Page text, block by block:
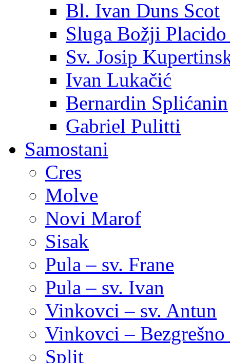
Bl. Ivan Duns Scot
Sluga Božji Placido
Sv. Josip
Ivan Lukačić
Bernardin Splićanin
Gabriel Pulitti
Samostani
Cres
Molve
Novi Marof
Sisak
Pula – sv. Frane
Pula – sv. Ivan
Vinkovci – sv. Antun
Vinkovci –
Split